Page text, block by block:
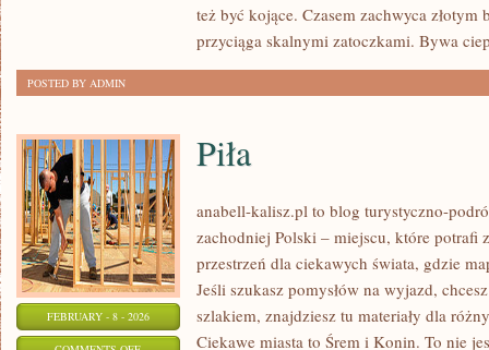
też być kojące. Czasem zachwyca złotym
przyciąga skalnymi zatoczkami. Bywa
POSTED BY ADMIN
FEBRUARY - 8 - 2026
Piła
anabell-kalisz.pl to blog turystyczno-
zachodniej Polski – miejscu, które potrafi
przestrzeń dla ciekawych świata, gdzie
Jeśli szukasz pomysłów na wyjazd,
szlakiem, znajdziesz tu materiały dla
Ciekawe miasta to Śrem i Konin. To nie